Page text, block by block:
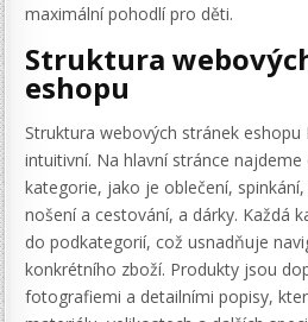
maximální pohodlí pro děti.
Struktura
eshopu
Struktura webových stránek
intuitivní. Na hlavní stránce
kategorie, jako je oblečení,
nošení a cestování, a dárky. Každá
do podkategorií, což usnadňuje
konkrétního zboží. Produkty jsou
fotografiemi a detailními popisy,